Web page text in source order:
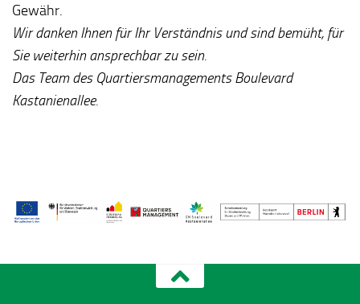
Gewähr.
Wir danken Ihnen für Ihr Verständnis und sind bemüht, für
Sie weiterhin ansprechbar zu sein.
Das Team des Quartiersmanagements Boulevard
Kastanienallee.